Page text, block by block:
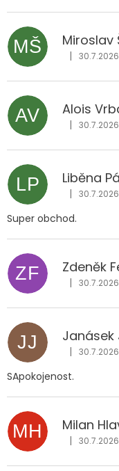
MŠ Miroslav
| 30.7.2026
AV Alois
| 30.7.2026
LP Liběna
| 30.7.2026
Super obchod.
ZF Zdeněk
| 30.7.2026
JJ Janásek
| 30.7.2026
SApokojenost.
MH Milan
| 30.7.2026